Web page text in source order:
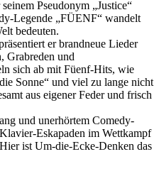
Pseudonym „Justice“
Legende „FÜENF“ wandelt
bedeuten.
er brandneue Lieder
Grabreden und
sich ab mit Füenf-Hits, wie
Sonne“ und viel zu lange nicht
aus eigener Feder und frisch
und unerhörtem Comedy-
Eskapaden im Wettkampf
ist Um-die-Ecke-Denken das